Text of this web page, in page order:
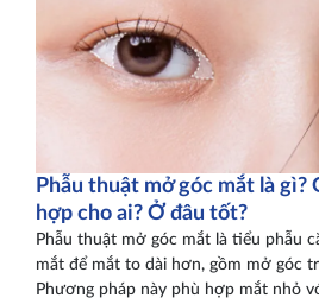
Phẫu thuật mở góc mắt là gì?
hợp cho ai? Ở đâu tốt?
Phẫu thuật mở góc mắt là tiểu phẫu
mắt để mắt to dài hơn, gồm mở góc
Phương pháp này phù hợp mắt nhỏ